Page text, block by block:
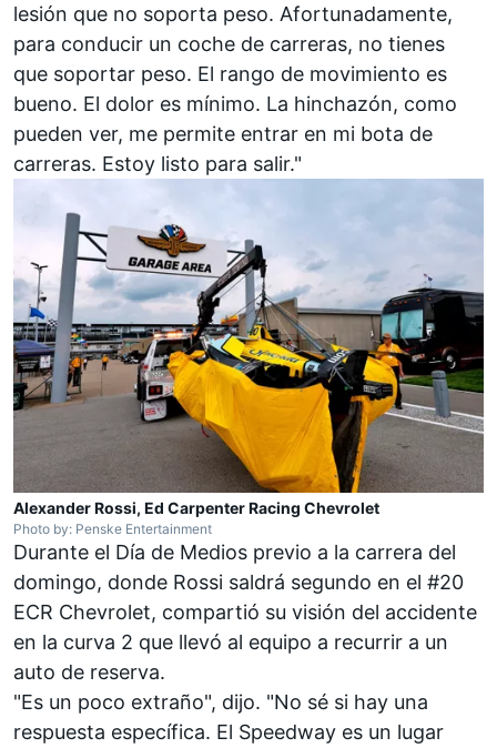
lesión que no soporta peso. Afortunadamente,
para conducir un coche de carreras, no tienes
que soportar peso. El rango de movimiento es
bueno. El dolor es mínimo. La hinchazón, como
pueden ver, me permite entrar en mi bota de
carreras. Estoy listo para salir."
Alexander Rossi, Ed Carpenter Racing Chevrolet
Photo by: Penske Entertainment
Durante el Día de Medios previo a la carrera del
domingo, donde Rossi saldrá segundo en el #20
ECR Chevrolet, compartió su visión del accidente
en la curva 2 que llevó al equipo a recurrir a un
auto de reserva.
"Es un poco extraño", dijo. "No sé si hay una
respuesta específica. El Speedway es un lugar